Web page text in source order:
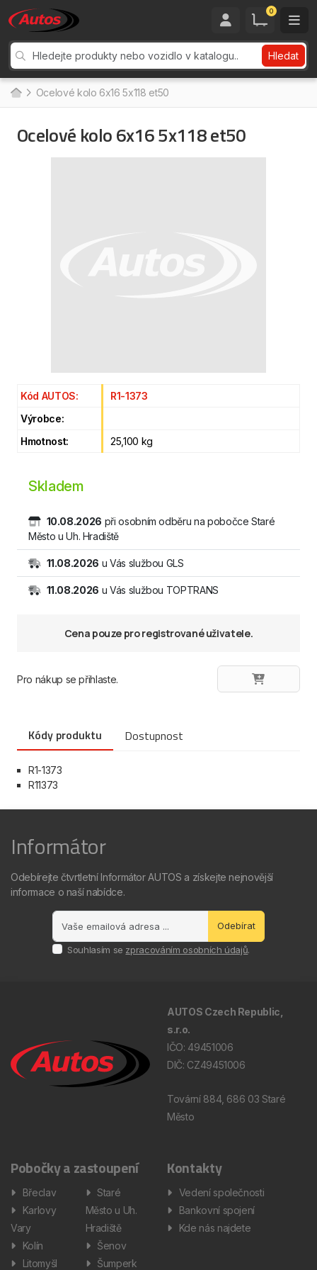
0
Hledat
Ocelové kolo 6x16 5x118 et50
Ocelové kolo 6x16 5x118 et50
Kód AUTOS:
R1-1373
Výrobce:
Hmotnost:
25,100 kg
Skladem
10.08.2026 při osobním odběru na pobočce Staré
Město u Uh. Hradiště
11.08.2026 u Vás službou GLS
11.08.2026 u Vás službou TOPTRANS
Cena pouze pro registrované uživatele.
Pro nákup se přihlaste.
Kódy produktu Dostupnost
R1-1373
R11373
Informátor
Odebírejte čtvrtletní Informátor AUTOS a získejte nejnovější
informace o naší nabídce.
Odebírat
Souhlasím se zpracováním osobních údajů.
AUTOS Czech Republic,
s.r.o.
IČO: 49451006
DIČ: CZ49451006
Tovární 884, 686 03 Staré
Město
Pobočky a zastoupení
Břeclav
Karlovy
Vary
Kolín
Litomyšl
Staré
Město u Uh.
Hradiště
Šenov
Šumperk
Kontakty
Vedení společnosti
Bankovní spojení
Kde nás najdete